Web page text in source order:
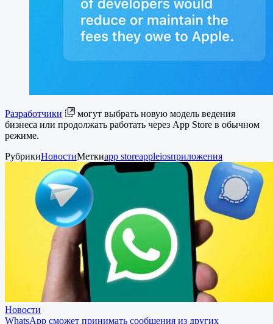
Разработчики
могут выбрать новую модель ведения
бизнеса или продолжать работать через App Store в обычном
режиме.
РубрикиНовостиМеткиapp storeappleiosприложения
Новости
WhatsApp сможет принимать сообщения из других